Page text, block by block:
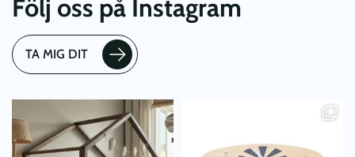
Följ oss på Instagram
TA MIG DIT